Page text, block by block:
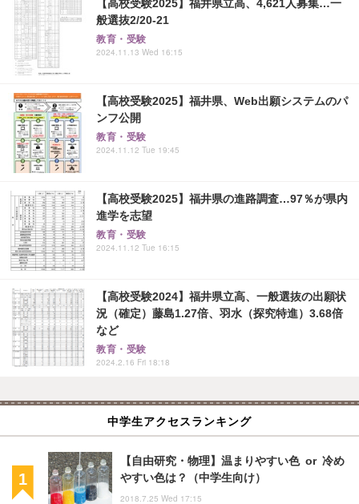
【高校受験2025】福井県立高、4,621人募集…一
般選抜2/20-21
教育・受験
2024.11.13 Wed 16:15
【高校受験2025】福井県、Web出願システムのパ
ンフ公開
教育・受験
2024.11.12 Tue 19:45
【高校受験2025】福井県の進路調査…97％が県内
進学を志望
教育・受験
2024.11.12 Tue 16:15
【高校受験2024】福井県立高、一般選抜の出願状
況（確定）藤島1.27倍、羽水（探究特進）3.68倍
など
教育・受験
2024.2.16 Fri 18:18
中学生アクセスランキング
【自由研究・物理】温まりやすい色 or 冷め
やすい色は？（中学生向け）
2018.7.25 Wed 17:15